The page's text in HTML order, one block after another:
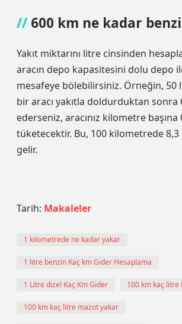
600 km ne kadar
Yakıt miktarını litre cinsinden
aracın depo kapasitesini dolu depo
mesafeye bölebilirsiniz. Örneğin, 50
bir aracı yakıtla doldurduktan sonra
ederseniz, aracınız kilometre başına
tüketecektir. Bu, 100 kilometrede
gelir.
Tarih: Makaleler
1 kilometrede ne kadar yakar
1 litre benzin Kaç km Gider Hesaplama
1 Litre dizel Kaç Km Gider 100 km kaç litre
100 km kaç litre mazot yakar